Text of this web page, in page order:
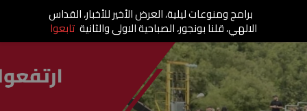
برامج ومنوعات ليلية، العرض الأخير للأخبار، القداس
الالهي، قلنا بونجور، الصباحية الاولى والثانية تابعوا